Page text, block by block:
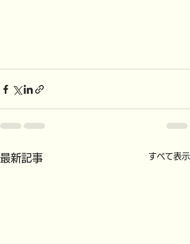
最新記事 すべて表示